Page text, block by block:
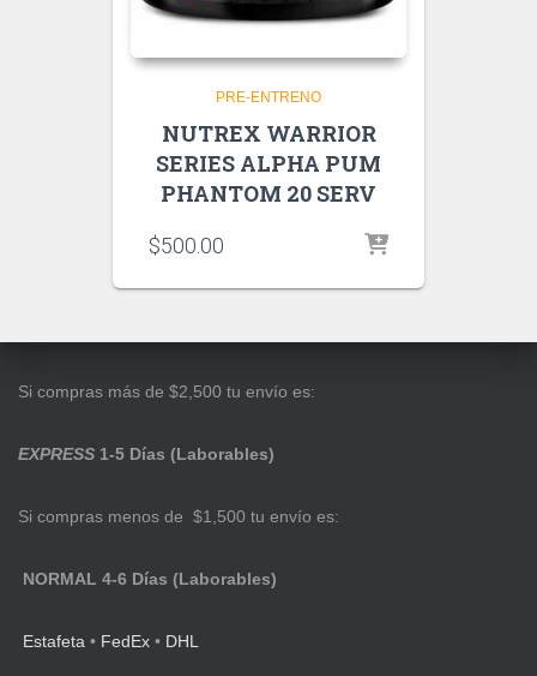
PRE-ENTRENO
NUTREX WARRIOR
SERIES ALPHA PUM
PHANTOM 20 SERV
$500.00
Si compras más de $2,500 tu envío es:
EXPRESS 1-5 Días (Laborables)
Si compras menos de $1,500 tu envío es:
NORMAL 4-6 Días (Laborables)
Estafeta • FedEx • DHL